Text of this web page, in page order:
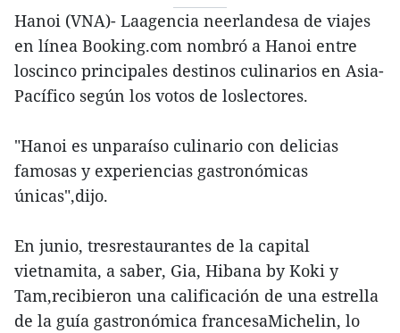
Hanoi (VNA)- Laagencia neerlandesa de viajes
en línea Booking.com nombró a Hanoi entre
loscinco principales destinos culinarios en Asia-
Pacífico según los votos de loslectores.
"Hanoi es unparaíso culinario con delicias
famosas y experiencias gastronómicas
únicas",dijo.
En junio, tresrestaurantes de la capital
vietnamita, a saber, Gia, Hibana by Koki y
Tam,recibieron una calificación de una estrella
de la guía gastronómica francesaMichelin, lo